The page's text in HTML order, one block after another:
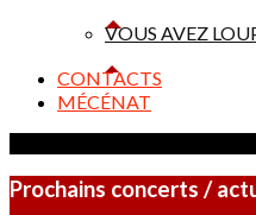
VOUS AVEZ
CONTACTS
MÉCÉNAT
Prochains concerts /